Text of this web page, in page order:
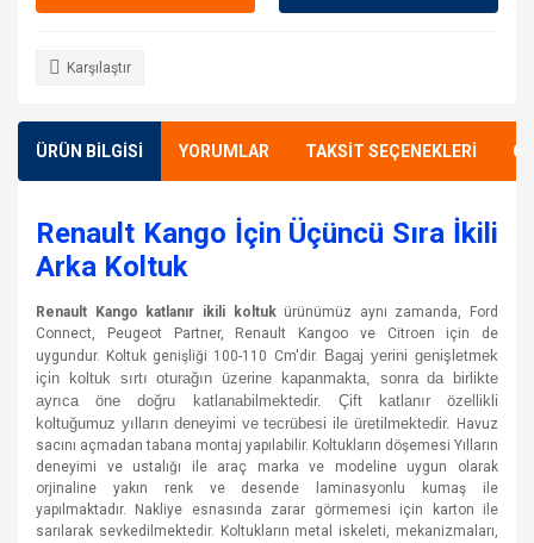
Karşılaştır
ÜRÜN BİLGİSİ YORUMLAR TAKSİT SEÇENEKLERİ
Renault Kango İçin Üçüncü Sıra İkili
Arka Koltuk
Renault Kango katlanır ikili koltuk ürünümüz aynı zamanda, Ford
Connect, Peugeot Partner, Renault Kangoo ve Citroen için de
uygundur. Koltuk genişliği 100-110 Cm'dir. Bagaj yerini genişletmek
için koltuk sırtı oturağın üzerine kapanmakta, sonra da birlikte
ayrıca öne doğru katlanabilmektedir. Çift katlanır özellikli
koltuğumuz yılların deneyimi ve tecrübesi ile üretilmektedir. Havuz
sacını açmadan tabana montaj yapılabilir. Koltukların döşemesi Yılların
deneyimi ve ustalığı ile araç marka ve modeline uygun olarak
orjinaline yakın renk ve desende laminasyonlu kumaş ile
yapılmaktadır. Nakliye esnasında zarar görmemesi için karton ile
sarılarak sevkedilmektedir. Koltukların metal iskeleti, mekanizmaları,